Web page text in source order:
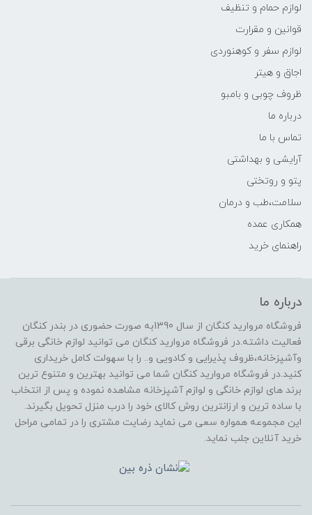
لوازم حمام و تنظیف
قوانین و مقرارت
لوازم سفر و کوهنوردی
اجاق و هیتر
ظروف چوبی و بامبو
درباره ما
تماس با ما
آرایشی و بهداشتی
پتو و روتختی
سلامت،طب و درمان
همکاری عمده
راهنمای خرید
درباره ما
فروشگاه مروارید کنگان از سال 1390به صورت حضوری در بندر کنگان
فعالیت داشته.در فروشگاه مروارید کنگان می توانید لوازم خانگی برقی
وآشپزخانه،ظروف پذیرایی و کادویی و.. را با سهولت کامل خریداری
کنید.در فروشگاه مروارید کنگان شما می توانید بهترین و متنوع ترین
برند های لوازم خانگی و لوازم آشپزخانه مشاهده نموده و پس از انتخاب
با ساده ترین و ارزانترین روش کالای خود را درب منزل تحویل بگیرند.
این مجموعه همواره سعی می نماید رضایت مشتری را در تمامی مراحل
خرید آنلاین جلب نماید.